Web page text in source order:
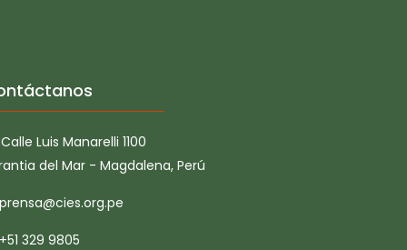
Calle Luis Manarelli 1100
del Mar - Magdalena, Perú
prensa@cies.org.pe
+51 329 9805